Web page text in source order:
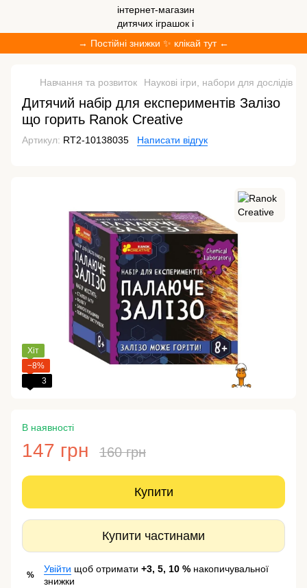
→ Постійні знижки ✨ клікай тут ←
Навчання та розвиток Наукові ігри, набори для дослідів
Дитячий набір для експериментів Залізо
що горить Ranok Creative
Артикул: RT2-10138035 Написати відгук
Хіт
−8%
3
В наявності
147 грн 160 грн
Купити
Купити частинами
%
Увійти щоб отримати +3, 5, 10 % накопичувальної
знижки